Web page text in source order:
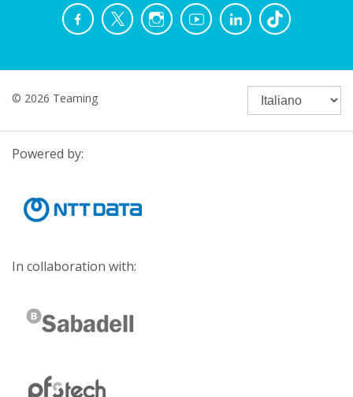
© 2026 Teaming
Powered by:
In collaboration with: